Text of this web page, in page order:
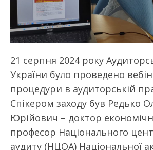
21 серпня 2024 року
України було проведено
процедури в аудиторській
Спікером заходу був Редько
Юрійович – доктор
професор Національного
аудиту (НЦОА) Національної